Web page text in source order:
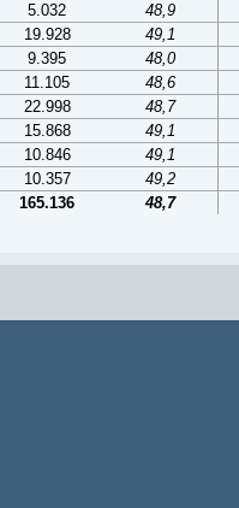
5.032
48,9
19.928
49,1
9.395
48,0
11.105
48,6
22.998
48,7
15.868
49,1
10.846
49,1
10.357
49,2
165.136 48,7